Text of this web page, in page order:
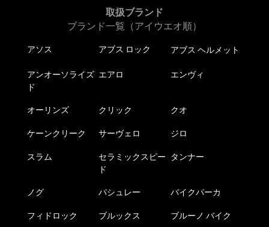
取扱ブランド
ブランド一覧（アイウエオ順）
アソス アブス ロック アブス ヘルメット
アンオーソライズ
ド
エアロ エンヴィ
オーリンズ クリック クオ
ケーンクリーク サーヴェロ ジロ
スラム
セラミックスピー
ド
タンナー
ノグ パシュレー バイクパーカ
フィドロック ブルックス ブルーノ バイク